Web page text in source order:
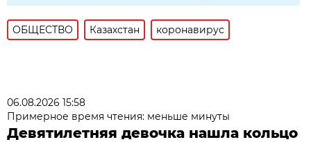
ОБЩЕСТВО Казахстан коронавирус
06.08.2026 15:58
Примерное время чтения: меньше минуты
Девятилетняя девочка нашла кольцо